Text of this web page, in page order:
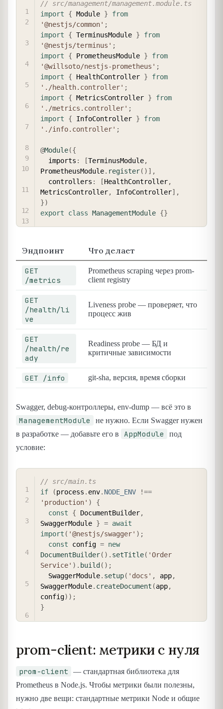
// src/management/management.module.ts
import
{ Module }
from
'@nestjs/common' ;
import
{ TerminusModule }
from
'@nestjs/terminus' ;
import
{ PrometheusModule }
from
'@willsoto/nestjs-prometheus' ;
import
{ HealthController }
from
'./health.controller' ;
import
{ MetricsController }
from
'./metrics.controller' ;
import
{ InfoController }
from
'./info.controller' ;
@Module({
  imports
: [TerminusModule,
PrometheusModule. register( ) ] ,
  controllers
: [HealthController,
MetricsController, InfoController] ,
})
export
class ManagementModule {}
Эндпоинт Что делает
GET
/metrics
Prometheus scraping через prom-
client registry
GET
/health/li
ve
Liveness probe — проверяет, что
процесс жив
GET
/health/re
ady
Readiness probe — БД и
критичные зависимости
GET /info git-sha, версия, время сборки
Swagger, debug-контроллеры, env-dump — всё это в
ManagementModule
не нужно. Если Swagger нужен
в разработке — добавьте его в
AppModule
под
условие:
// src/main.ts
if
(process . env. NODE_ENV
!==
'production' )
{
const
{ DocumentBuilder,
SwaggerModule } = await
import ( '@nestjs/swagger' ) ;
const config = new
DocumentBuilder( ) . setTitle( 'Order
Service' ) . build ( ) ;
  SwaggerModule
. setup( 'docs' , app,
SwaggerModule. createDocument (app,
config) ) ;
}
prom-client: метрики с нуля
prom-client
— стандартная библиотека для
Prometheus в Node.js. Чтобы метрики были полезны,
нужно две вещи: стандартные метрики Node и общие